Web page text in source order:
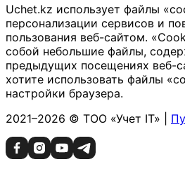
Uchet.kz использует файлы
персонализации сервисов и
пользования веб-сайтом.
собой небольшие файлы,
предыдущих посещениях веб-
хотите использовать файлы
настройки браузера.
2021–2026 © ТОО «Учет IT» |